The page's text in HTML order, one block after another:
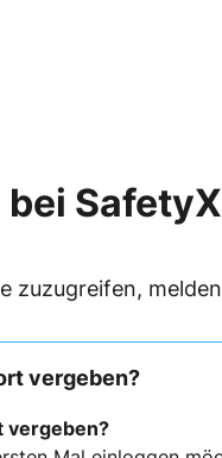
zuzugreifen,
vergeben?
vergeben?